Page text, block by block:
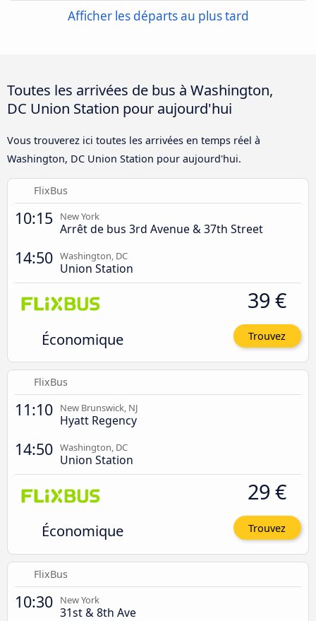
Afficher les départs au plus tard
Toutes les arrivées de bus à Washington,
DC Union Station pour aujourd'hui
Vous trouverez ici toutes les arrivées en temps réel à
Washington, DC Union Station pour aujourd'hui.
FlixBus
10:15 New York
Arrêt de bus 3rd Avenue & 37th Street
14:50 Washington, DC
Union Station
Économique
39 €
Trouvez
FlixBus
11:10 New Brunswick, NJ
Hyatt Regency
14:50 Washington, DC
Union Station
Économique
29 €
Trouvez
FlixBus
10:30 New York
31st & 8th Ave